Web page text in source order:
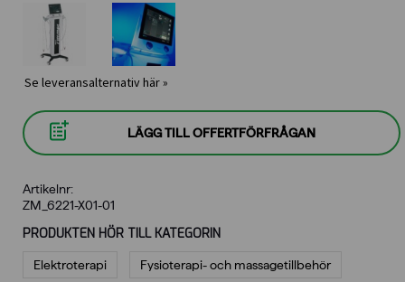
Se leveransalternativ här »
LÄGG TILL OFFERTFÖRFRÅGAN
Artikelnr:
ZM_6221-X01-01
PRODUKTEN HÖR TILL KATEGORIN
Elektroterapi Fysioterapi- och massagetillbehör